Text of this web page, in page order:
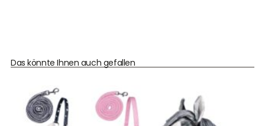
Das könnte Ihnen auch gefallen